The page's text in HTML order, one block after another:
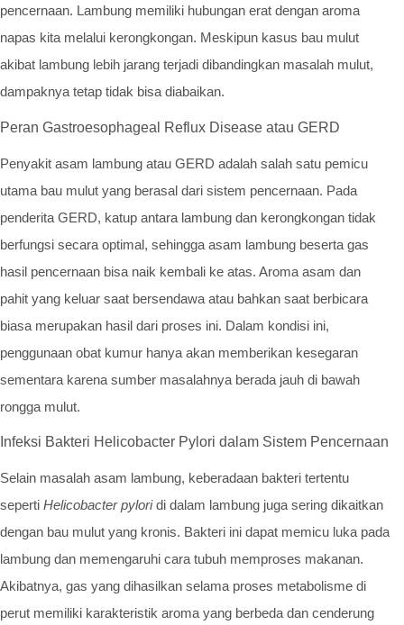
pencernaan. Lambung memiliki hubungan erat dengan aroma
napas kita melalui kerongkongan. Meskipun kasus bau mulut
akibat lambung lebih jarang terjadi dibandingkan masalah mulut,
dampaknya tetap tidak bisa diabaikan.
Peran Gastroesophageal Reflux Disease atau GERD
Penyakit asam lambung atau GERD adalah salah satu pemicu
utama bau mulut yang berasal dari sistem pencernaan. Pada
penderita GERD, katup antara lambung dan kerongkongan tidak
berfungsi secara optimal, sehingga asam lambung beserta gas
hasil pencernaan bisa naik kembali ke atas. Aroma asam dan
pahit yang keluar saat bersendawa atau bahkan saat berbicara
biasa merupakan hasil dari proses ini. Dalam kondisi ini,
penggunaan obat kumur hanya akan memberikan kesegaran
sementara karena sumber masalahnya berada jauh di bawah
rongga mulut.
Infeksi Bakteri Helicobacter Pylori dalam Sistem Pencernaan
Selain masalah asam lambung, keberadaan bakteri tertentu
seperti Helicobacter pyloridi dalam lambung juga sering dikaitkan
dengan bau mulut yang kronis. Bakteri ini dapat memicu luka pada
lambung dan memengaruhi cara tubuh memproses makanan.
Akibatnya, gas yang dihasilkan selama proses metabolisme di
perut memiliki karakteristik aroma yang berbeda dan cenderung